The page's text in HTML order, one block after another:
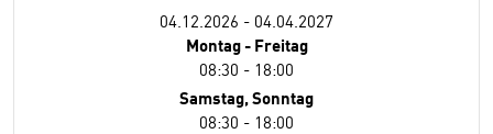
04.12.2026 - 04.04.2027
Montag - Freitag
08:30 - 18:00
Samstag, Sonntag
08:30 - 18:00